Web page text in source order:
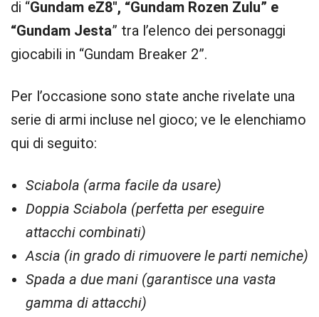
di “Gundam eZ8″, “Gundam Rozen Zulu” e
“Gundam Jesta” tra l’elenco dei personaggi
giocabili in “Gundam Breaker 2”.
Per l’occasione sono state anche rivelate una
serie di armi incluse nel gioco; ve le elenchiamo
qui di seguito:
Sciabola (arma facile da usare)
Doppia Sciabola (perfetta per eseguire
attacchi combinati)
Ascia (in grado di rimuovere le parti nemiche)
Spada a due mani (garantisce una vasta
gamma di attacchi)